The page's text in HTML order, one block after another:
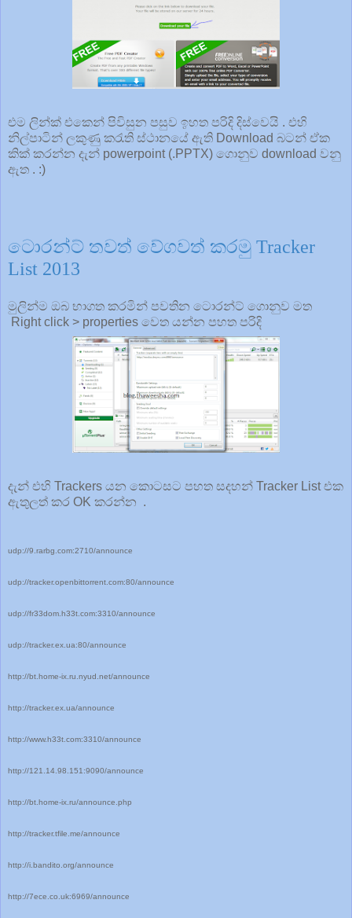
එම ලින්ක් එකෙන් පිවිසුන පසුව ඉහත පරිදි දිස්වෙයි . එහි
නිල්පාටින් ලකුණු කරැති ස්ථානයේ ඇති Download බටන් ඒක
කික් කරන්න දැන් powerpoint (.PPTX) ගොනුව download වනු
ඇත . :)
ටොරන්ට් තවත් වේගවත් කරමු Tracker
List 2013
මුලින්ම ඔබ භාගත කරමින් පවතින ටොරන්ට් ගොනුව මත
Right click > properties වෙත යන්න පහත පරිදි
දැන් එහි Trackers යන කොටසට පහත සදහන් Tracker List එක
ඇතුලත් කර OK කරන්න .
udp://9.rarbg.com:2710/announce
udp://tracker.openbittorrent.com:80/announce
udp://fr33dom.h33t.com:3310/announce
udp://tracker.ex.ua:80/announce
http://bt.home-ix.ru.nyud.net/announce
http://tracker.ex.ua/announce
http://www.h33t.com:3310/announce
http://121.14.98.151:9090/announce
http://bt.home-ix.ru/announce.php
http://tracker.tfile.me/announce
http://i.bandito.org/announce
http://7ece.co.uk:6969/announce